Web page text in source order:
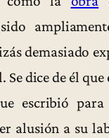
demasiado
dice de él que
escribió para
alusión a su